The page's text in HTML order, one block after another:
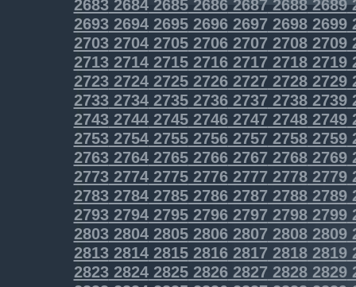
2683268426852686268726882689
2693269426952696269726982699
2703270427052706270727082709
2713271427152716271727182719
2723272427252726272727282729
2733273427352736273727382739
2743274427452746274727482749
2753275427552756275727582759
2763276427652766276727682769
2773277427752776277727782779
2783278427852786278727882789
2793279427952796279727982799
2803280428052806280728082809
2813281428152816281728182819
2823282428252826282728282829